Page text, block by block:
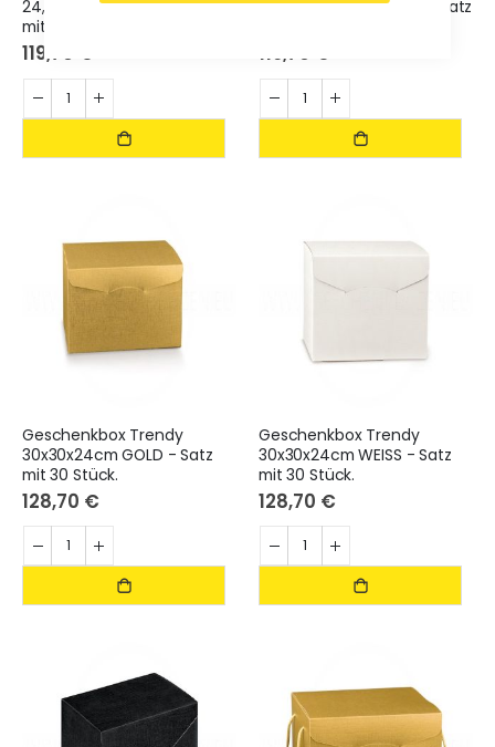
24,5x24,5x18cm GOLD - Satz
mit 30 Stück.
119,70 €
24,5x24,5x18cm WEISS - Satz
119,70 €
Geschenkbox Trendy
30x30x24cm GOLD - Satz
mit 30 Stück.
128,70 €
Geschenkbox Trendy
30x30x24cm WEISS - Satz
mit 30 Stück.
128,70 €